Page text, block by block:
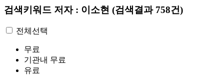
검색키워드 저자 : 이소현 (검색결과 758건)
전체선택
무료
기관내 무료
유료